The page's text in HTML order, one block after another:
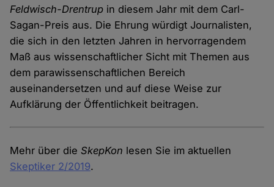
Feldwisch-Drentrup in diesem Jahr mit dem Carl-
Sagan-Preis aus. Die Ehrung würdigt Journalisten,
die sich in den letzten Jahren in hervorragendem
Maß aus wissenschaftlicher Sicht mit Themen aus
dem parawissenschaftlichen Bereich
auseinandersetzen und auf diese Weise zur
Aufklärung der Öffentlichkeit beitragen.
Mehr über dieSkepKon lesen Sie im aktuellen
Skeptiker 2/2019.